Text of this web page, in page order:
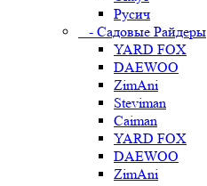
Русич
- Садовые Райдеры
YARD FOX
DAEWOO
ZimAni
Steviman
Caiman
YARD FOX
DAEWOO
ZimAni